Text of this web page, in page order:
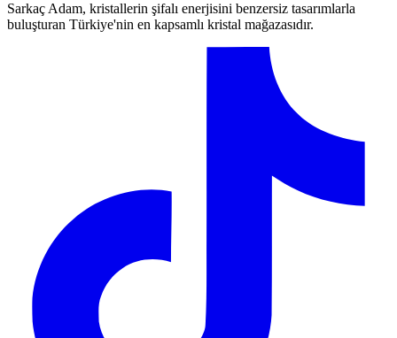
Sarkaç Adam, kristallerin şifalı enerjisini benzersiz tasarımlarla
buluşturan Türkiye'nin en kapsamlı kristal mağazasıdır.